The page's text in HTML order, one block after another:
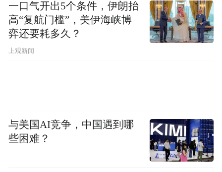
一口气开出5个条件，伊朗抬
高“复航门槛”，美伊海峡博
弈还要耗多久？
上观新闻
与美国AI竞争，中国遇到哪
些困难？